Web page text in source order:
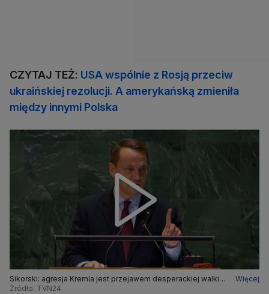
CZYTAJ TEŻ: USA wspólnie z Rosją przeciw
ukraińskiej rezolucji. A amerykańską zmieniła
między innymi Polska
Sikorski: agresja Kremla jest przejawem desperackiej walki
upadającego imperium
Więcej
Źródło: TVN24